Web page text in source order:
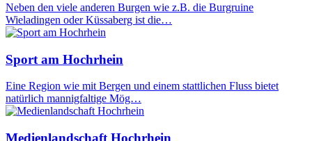
Neben den viele anderen Burgen wie z.B. die Burgruine
Wieladingen oder Küssaberg ist die…
Sport am Hochrhein
Eine Region wie mit Bergen und einem stattlichen Fluss bietet
natürlich mannigfaltige Mög…
Medienlandschaft Hochrhein